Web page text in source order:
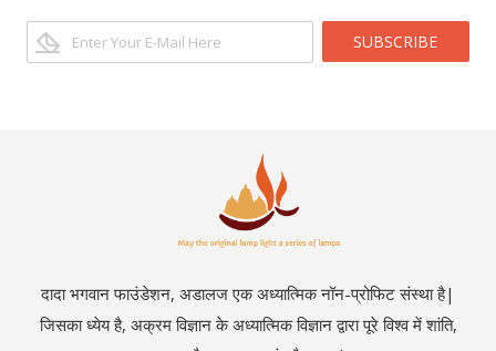
SUBSCRIBE
दादा भगवान फाउंडेशन, अडालज एक अध्यात्मिक नॉन-प्रोफिट संस्था है|
जिसका ध्येय है, अक्रम विज्ञान के अध्यात्मिक विज्ञान द्वारा पूरे विश्व में शांति,